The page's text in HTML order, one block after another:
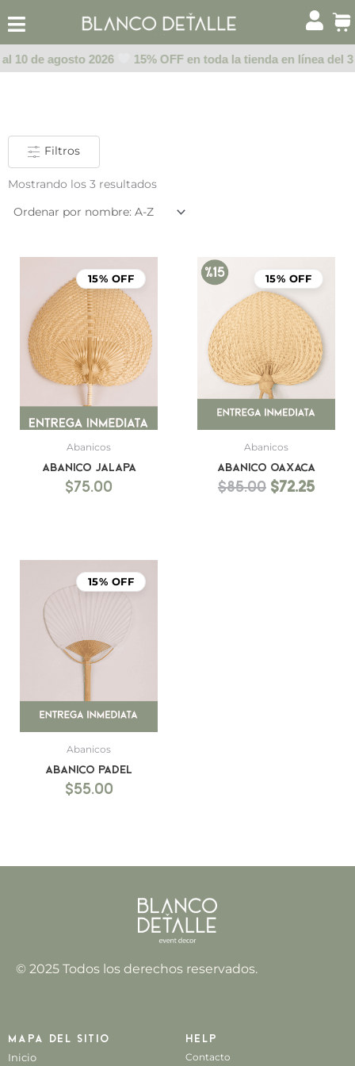
al
contenido
10 de agosto 2026 15% OFF en toda la tienda en línea del
Filtros
Mostrando los 3 resultados
15% OFF
Abanicos
Abanico Jalapa
$75.00
15% OFF
Abanicos
Abanico Oaxaca
$85.00
precio
original
era:
$85.00.
$72.25
El
es:
15% OFF
Abanicos
Abanico Padel
$55.00
© 2025 Todos los derechos reservados.
Mapa del sitio
Inicio
Help
Contacto